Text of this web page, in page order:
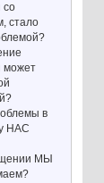
со
стало
может
в
НАС
МЫ